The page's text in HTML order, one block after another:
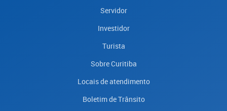
Servidor
Investidor
Turista
Sobre Curitiba
Locais de atendimento
Boletim de Trânsito